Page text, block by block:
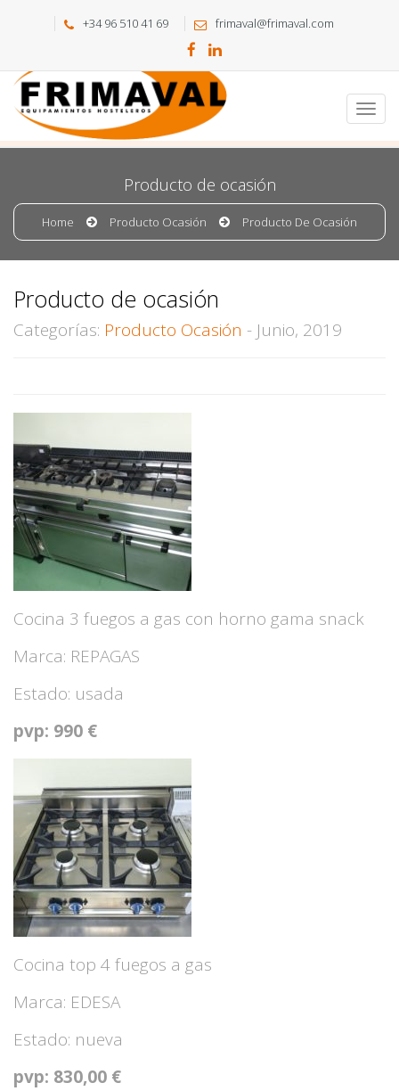
+34 96 510 41 69 frimaval@frimaval.com
Producto de ocasión
Home Producto Ocasión Producto De Ocasión
Producto de ocasión
Categorías: Producto Ocasión - Junio, 2019
Cocina 3 fuegos a gas con horno gama snack
Marca: REPAGAS
Estado: usada
pvp: 990 €
Cocina top 4 fuegos a gas
Marca: EDESA
Estado: nueva
pvp: 830,00 €